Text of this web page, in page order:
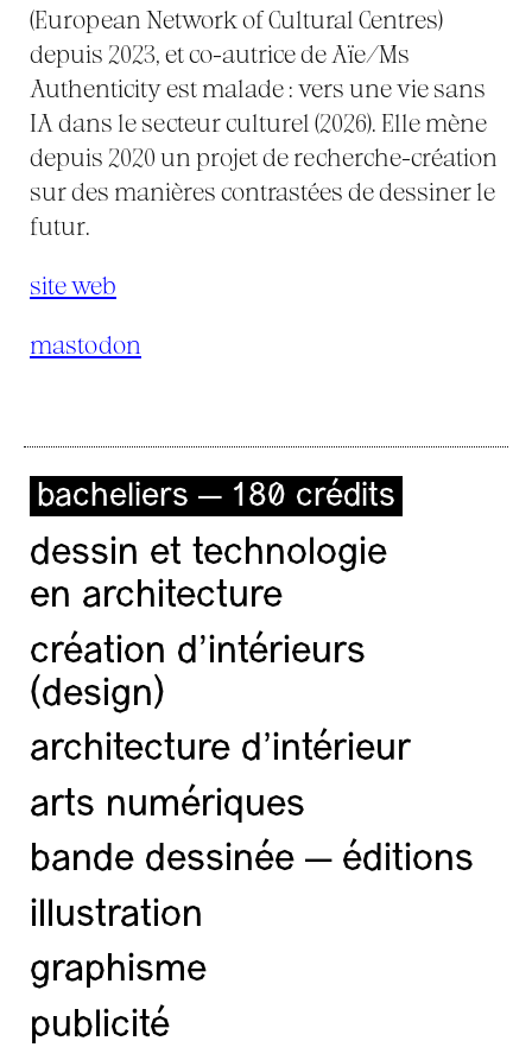
(European Network of Cultural Centres)
depuis 2023, et co-autrice de Aïe/Ms
Authenticity est malade : vers une vie sans
IA dans le secteur culturel (2026). Elle mène
depuis 2020 un projet de recherche-création
sur des manières contrastées de dessiner le
futur.
site web
mastodon
bacheliers — 180 crédits
dessin et technologie
en architecture
création d'intérieurs
(design)
architecture d’intérieur
arts numériques
bande dessinée — éditions
illustration
graphisme
publicité